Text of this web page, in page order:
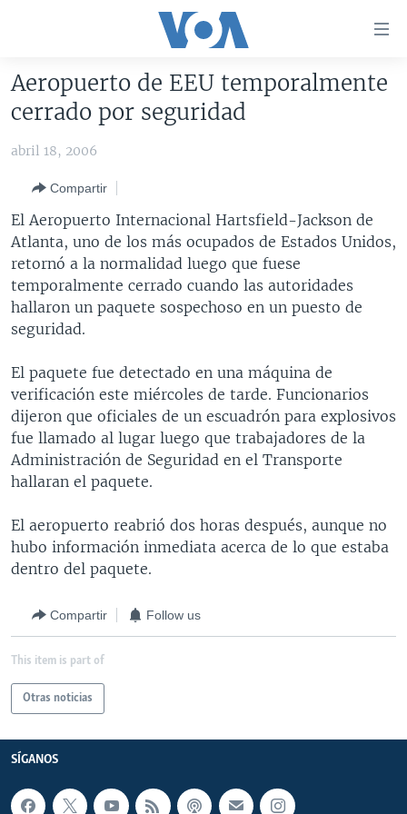
accesibilidad
al
contenido
principal
Salte
navegador
principal
Salte
búsqueda
AMÉRICA DEL NORTE
MÉXICO
HAITÍ
ELECCIONES EEUU 2024
ELECCIONES EEUU
VOTO DIVIDIDO
VOA VERIFICA
VOA VERIFICA UCRANIA/RUSIA
VOA VERIFICA INMIGRACIÓN
VOA VERIFICA AMÉRICA LATINA
AMÉRICA LATINA
ARGENTINA
BOLIVIA
COLOMBIA
CHILE
ECUADOR
VENEZUELA
BRASIL
CHINA EN AMÉRICA LATINA
CENTROAMÉRICA
COSTA RICA
EL SALVADOR
HONDURAS
NICARAGUA
OTRAS SECCIONES
INMIGRACIÓN
MUNDO
ECONOMÍA
ENTRETENIMIENTO Y CULTURA
TECNOLOGÍA
DEPORTES
CIENCIA Y SALUD
ESPECIALES DE LA VOA
UCRANIA
MULTIMEDIA
VIDEOS
FOTOGRAFÍA
AUDIOS
PROGRAMAS TV
EL MUNDO AL DÍA
FORO INTERAMERICANO
VISIÓN 360
PANORAMA
RADIO
AVANCE INFORMATIVO
AUDIONOTICIAS
ESTADOS UNIDOS AL DÍA
EL MUNDO AL DÍA [RADIO]
FORO [RADIO]
DEPORTIVO INTERNACIONAL
DIRECT
DOCUMENTALES DE LA VOA
Idiomas
Aeropuerto de EEU temporalmente
cerrado por seguridad
abril 18, 2006
Compartir
El Aeropuerto Internacional Hartsfield-Jackson de
Atlanta, uno de los más ocupados de Estados Unidos,
retornó a la normalidad luego que fuese
temporalmente cerrado cuando las autoridades
hallaron un paquete sospechoso en un puesto de
seguridad.
El paquete fue detectado en una máquina de
verificación este miércoles de tarde. Funcionarios
dijeron que oficiales de un escuadrón para explosivos
fue llamado al lugar luego que trabajadores de la
Administración de Seguridad en el Transporte
hallaran el paquete.
El aeropuerto reabrió dos horas después, aunque no
hubo información inmediata acerca de lo que estaba
dentro del paquete.
Compartir Follow us
This item is part of
Otras noticias
SÍGANOS